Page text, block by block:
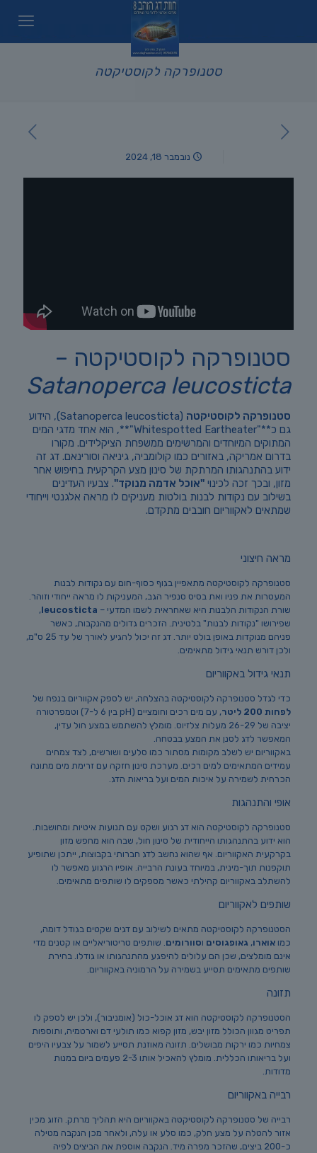
סטנופרקה לקוסטיקטה
נובמבר 18, 2024
סטנופרקה לקוסטיקטה –
Satanoperca leucosticta
סטנופרקה לקוסטיקטה
(Satanoperca leucosticta), הידוע
גם כ**"Whitespotted Eartheater"**, הוא אחד מדגי המים
המתוקים המיוחדים והמרשימים ממשפחת הציקלידים. מקורו
בדרום אמריקה, באזורים כמו קולומביה, גיניאה וסורינאם. דג זה
ידוע בהתנהגותו המרתקת של סינון מצע הקרקעית בחיפוש אחר
מזון, ובכך זכה לכינוי "אוכל אדמה מנוקד". צבעיו העדינים
בשילוב עם נקודות לבנות בולטות מעניקים לו מראה אלגנטי וייחודי
שמתאים לאקווריום חובבים מתקדם.
מראה חיצוני
סטנופרקה לקוסטיקטה מתאפיין בגוף כסוף-חום עם נקודות לבנות
המעטרות את פניו ואת בסיס סנפיר הגב, המעניקות לו מראה ייחודי וזוהר.
שורת הנקודות הלבנות היא שאחראית לשמו המדעי – leucosticta
,
שפירושו "נקודות לבנות" בלטינית. הזכרים גדולים מהנקבות, כאשר
פניהם מנוקדות באופן בולט יותר. דג זה יכול להגיע לאורך של עד 25 ס"מ,
ולכן דורש תנאי גידול מתאימים.
תנאי גידול באקווריום
כדי לגדל סטנופרקה לקוסטיקטה בהצלחה, יש לספק אקווריום בנפח של
לפחות 200 ליטר
, עם מים רכים וחומציים (pH בין 6 ל-7) וטמפרטורה
יציבה של 26-29 מעלות צלזיוס. מומלץ להשתמש במצע חול עדין,
המאפשר לדג לסנן את המצע בבטחה.
באקווריום יש לשלב מקומות מסתור כמו סלעים ושורשים, לצד צמחים
עמידים המתאימים למים רכים. מערכת סינון חזקה עם זרימת מים מתונה
הכרחית לשמירה על איכות המים ועל בריאות הדג.
אופי והתנהגות
סטנופרקה לקוסטיקטה הוא דג רגוע ושקט עם תנועות איטיות ומחושבות.
הוא ידוע בהתנהגותו הייחודית של סינון חול, שבה הוא מחפש מזון
בקרקעית האקווריום. אף שהוא נחשב לדג חברותי בקבוצות, ייתכן שתופיע
תוקפנות תוך-מינית, במיוחד בעונת הרבייה. אופיו הרגוע מאפשר לו
להשתלב באקווריום קהילתי כאשר מספקים לו שותפים מתאימים.
שותפים לאקווריום
הסטנופרקה לקוסטיקטה מתאים לשילוב עם דגים שקטים בגודל דומה,
כמו אוארו, גאופגוסים וסוורומים . שותפים טריטוריאליים או קטנים מדי
אינם מומלצים, שכן הם עלולים להיפגע מהתנהגותו או גודלו. בחירת
שותפים מתאימים תסייע בשמירה על הרמוניה באקווריום.
תזונה
הסטנופרקה לקוסטיקטה הוא דג אוכל-כול (אומניבור), ולכן יש לספק לו
תפריט מגוון הכולל מזון יבש, מזון קפוא כמו תולעי דם וארטמיה, ותוספות
צמחיות כמו ירקות מבושלים. תזונה מאוזנת תסייע לשמור על צבעיו היפים
ועל בריאותו הכללית. מומלץ להאכיל אותו 2-3 פעמים ביום במנות
מדודות.
רבייה באקווריום
רבייה של סטנופרקה לקוסטיקטה באקווריום היא תהליך מרתק. הזוג מכין
אזור להטלה על מצע חלק, כמו סלע או עלה, ולאחר מכן הנקבה מטילה
כ-200 ביצים, שהזכר מפרה מיד. הנקבה אוספת את הביצים לפיה